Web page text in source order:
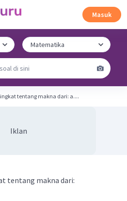
Masuk
Berikan penjelasan singkat tentang makna dari: a....
Iklan
tentang makna dari: